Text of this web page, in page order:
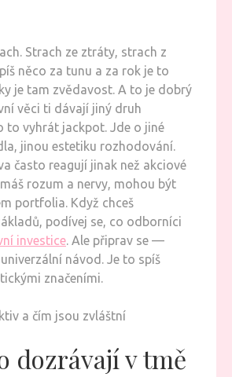
Strach ze ztráty, strach z
něco za tunu a za rok je to
je tam zvědavost. A to je dobrý
věci ti dávají jiný druh
to vyhrát jackpot. Jde o jiné
jinou estetiku rozhodování.
často reagují jinak než akciové
rozum a nervy, mohou být
portfolia. Když chceš
podívej se, co odborníci
investice. Ale připrav se —
návod. Je to spíš
značeními.
a čím jsou zvláštní
dozrávají v tmě